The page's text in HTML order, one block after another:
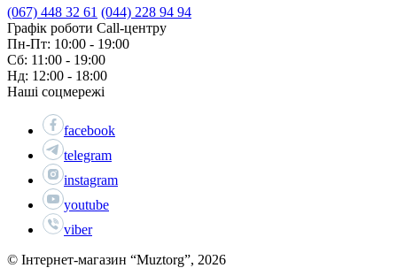
(067) 448 32 61 (044) 228 94 94
Графік роботи Call-центру
Пн-Пт: 10:00 - 19:00
Сб: 11:00 - 19:00
Нд: 12:00 - 18:00
Наші соцмережі
facebook
telegram
instagram
youtube
viber
© Інтернет-магазин “Muztorg”, 2026